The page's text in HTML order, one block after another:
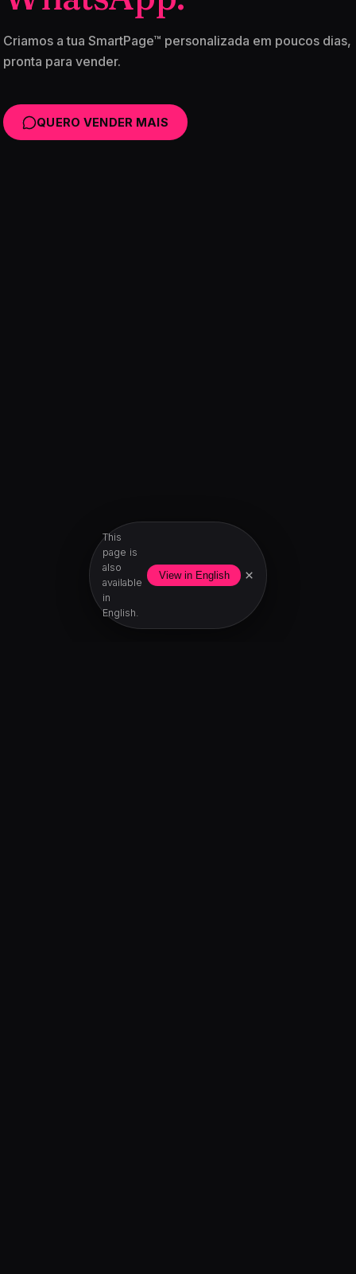
This
page is
also
available
in
English.
View in English ×
Criamos a tua SmartPage™ personalizada em poucos dias,
pronta para vender.
QUERO VENDER MAIS